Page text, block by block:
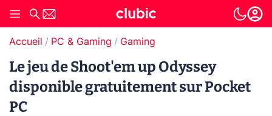
Accueil PC & Gaming Gaming
Le jeu de Shoot'em up Odyssey
disponible gratuitement sur Pocket
PC